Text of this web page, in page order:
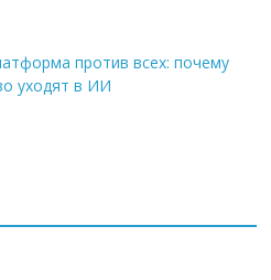
против всех: почему
уходят в ИИ